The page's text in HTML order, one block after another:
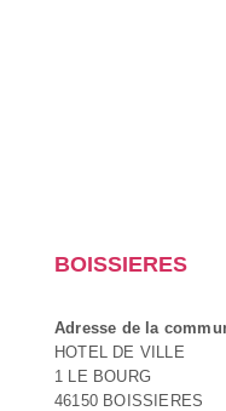
BOISSIERES
Adresse de la
HOTEL DE VILLE
1 LE BOURG
46150 BOISSIERES